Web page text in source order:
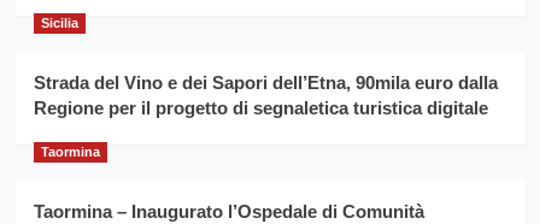
Sicilia
Strada del Vino e dei Sapori dell’Etna, 90mila euro dalla
Regione per il progetto di segnaletica turistica digitale
Taormina
Taormina – Inaugurato l’Ospedale di Comunità